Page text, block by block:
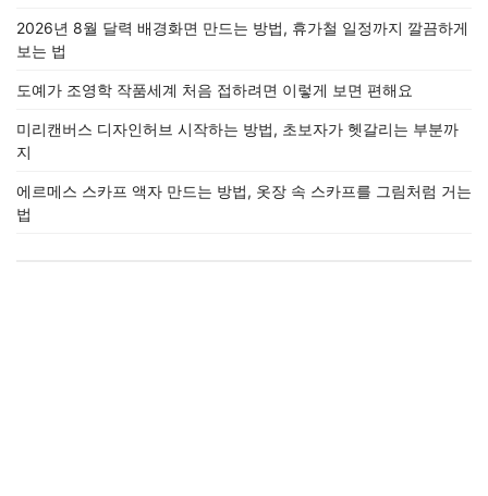
2026년 8월 달력 배경화면 만드는 방법, 휴가철 일정까지 깔끔하게
보는 법
도예가 조영학 작품세계 처음 접하려면 이렇게 보면 편해요
미리캔버스 디자인허브 시작하는 방법, 초보자가 헷갈리는 부분까
지
에르메스 스카프 액자 만드는 방법, 옷장 속 스카프를 그림처럼 거는
법